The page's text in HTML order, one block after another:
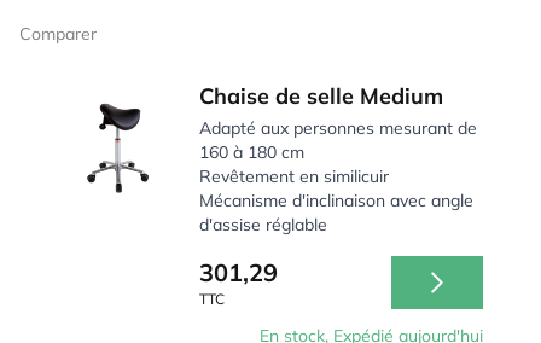
le bas du dos et activer les muscles. Cela aide à
favoriser la circulation sanguine et à augmenter la
Comparer
Chaise de selle Medium
Adapté aux personnes mesurant de
160 à 180 cm
Revêtement en similicuir
Mécanisme d'inclinaison avec angle
d'assise réglable
301,29
TTC
En stock, Expédié aujourd'hui